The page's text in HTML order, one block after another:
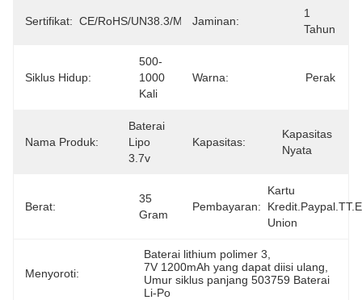
Sertifikat: CE/RoHS/UN38.3/MSDSJaminan:
1
Tahun
Siklus Hidup:
500-
1000
Kali
Warna: Perak
Nama Produk:
Baterai
Lipo
3.7v
Kapasitas:
Kapasitas
Nyata
Berat:
35
Gram
Pembayaran:
Kartu
Union
Menyoroti:
Baterai lithium polimer 3
7V 1200mAh yang dapat diisi ulang
Umur siklus panjang 503759 Baterai
Li-Po